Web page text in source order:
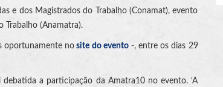
e dos Magistrados do Trabalho (Conamat), evento
Trabalho (Anamatra).
oportunamente no site do evento-, entre os dias 29
a participação da Amatra10 no evento. ‘A